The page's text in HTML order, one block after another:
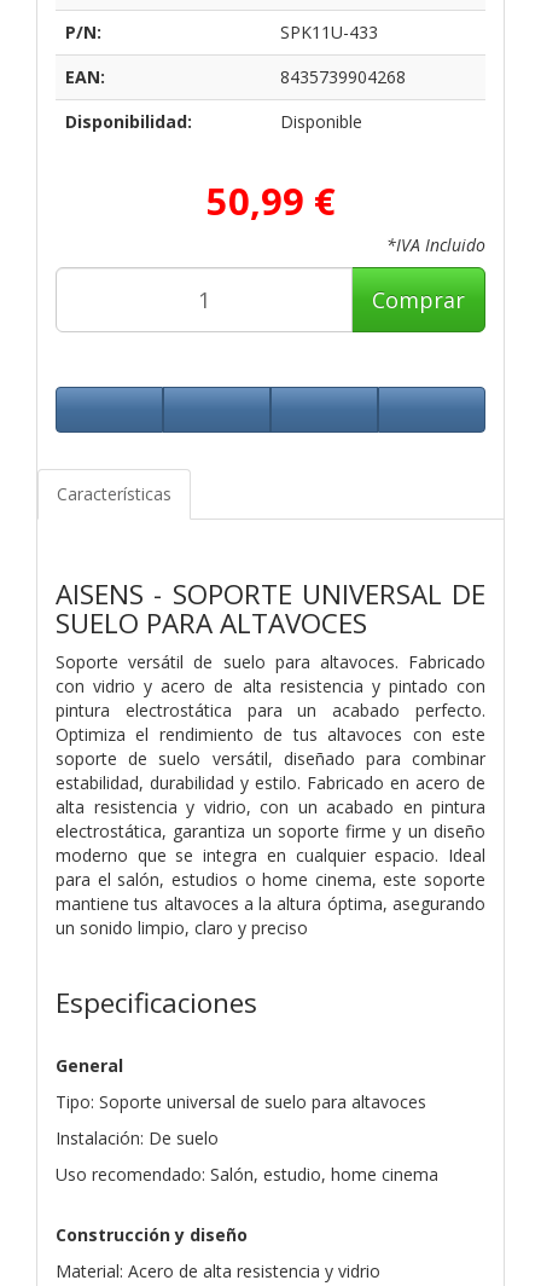
P/N:
SPK11U-433
EAN:
8435739904268
Disponibilidad:
Disponible
50,99 €
*IVA Incluido
Comprar
Características
AISENS - SOPORTE UNIVERSAL DE
SUELO PARA ALTAVOCES
Soporte versátil de suelo para altavoces. Fabricado
con vidrio y acero de alta resistencia y pintado con
pintura electrostática para un acabado perfecto.
Optimiza el rendimiento de tus altavoces con este
soporte de suelo versátil, diseñado para combinar
estabilidad, durabilidad y estilo. Fabricado en acero de
alta resistencia y vidrio, con un acabado en pintura
electrostática, garantiza un soporte firme y un diseño
moderno que se integra en cualquier espacio. Ideal
para el salón, estudios o home cinema, este soporte
mantiene tus altavoces a la altura óptima, asegurando
un sonido limpio, claro y preciso
Especificaciones
General
Tipo: Soporte universal de suelo para altavoces
Instalación: De suelo
Uso recomendado: Salón, estudio, home cinema
Construcción y diseño
Material: Acero de alta resistencia y vidrio